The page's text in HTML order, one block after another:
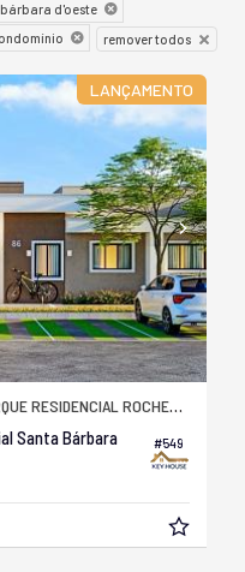
d'oeste
remover todos
LANÇAMENTO
#549
RESIDENCIAL ROCHELLE
Santa Bárbara